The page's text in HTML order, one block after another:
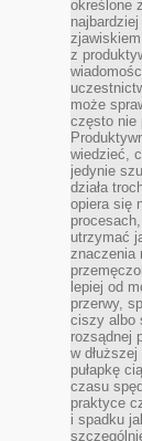
określone
z
może
często nie
wiedzieć,
jedynie
działa
opiera się
utrzymać
znaczenia
lepiej od
przerwy,
ciszy albo
rozsądnej
w
pułapkę
czasu
praktyce
i spadku